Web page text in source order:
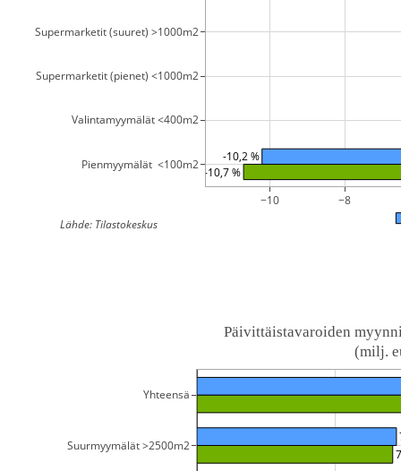
-10,7 %
-10,2 %
−10 −8
Pienmyymälät  <100m2
Valintamyymälät <400m2
Supermarketit (pienet) <1000m2
Supermarketit (suuret) >1000m2
Lähde: Tilastokeskus
Suurmyymälät >2500m2
Yhteensä
Päivittäistavaroiden
(milj.